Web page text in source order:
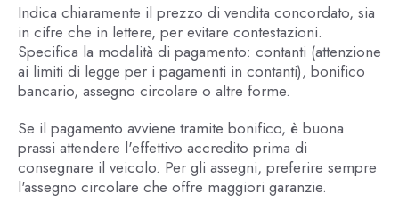
Indica chiaramente il prezzo di vendita concordato, sia
in cifre che in lettere, per evitare contestazioni.
Specifica la modalità di pagamento: contanti (attenzione
ai limiti di legge per i pagamenti in contanti), bonifico
bancario, assegno circolare o altre forme.
Se il pagamento avviene tramite bonifico, è buona
prassi attendere l'effettivo accredito prima di
consegnare il veicolo. Per gli assegni, preferire sempre
l'assegno circolare che offre maggiori garanzie.